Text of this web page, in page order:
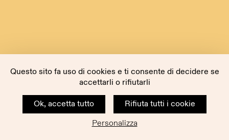
Questo sito fa uso di cookies e ti consente di decidere se
accettarli o rifiutarli
Ok, accetta tutto
Rifiuta tutti i cookie
Personalizza